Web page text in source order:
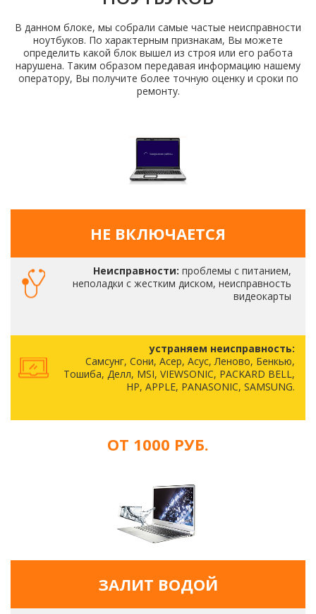
В данном блоке, мы собрали самые частые неисправности
ноутбуков. По характерным признакам, Вы можете
определить какой блок вышел из строя или его работа
нарушена. Таким образом передавая информацию нашему
оператору, Вы получите более точную оценку и сроки по
ремонту.
НЕ ВКЛЮЧАЕТСЯ
Неисправности: проблемы с питанием,
неполадки с жестким диском, неисправность
видеокарты
устраняем неисправность:
Самсунг, Сони, Асер, Асус, Леново, Бенкью,
Тошиба, Делл, MSI, VIEWSONIC, PACKARD BELL,
HP, APPLE, PANASONIC, SAMSUNG.
ОТ 1000 РУБ.
ЗАЛИТ ВОДОЙ